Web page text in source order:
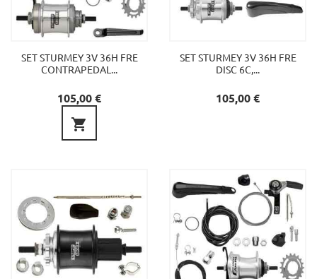
SET STURMEY 3V 36H FRE
CONTRAPEDAL...
Preu
105,00 €

SET STURMEY 3V 36H FRE
DISC 6C,...
Preu
105,00 €